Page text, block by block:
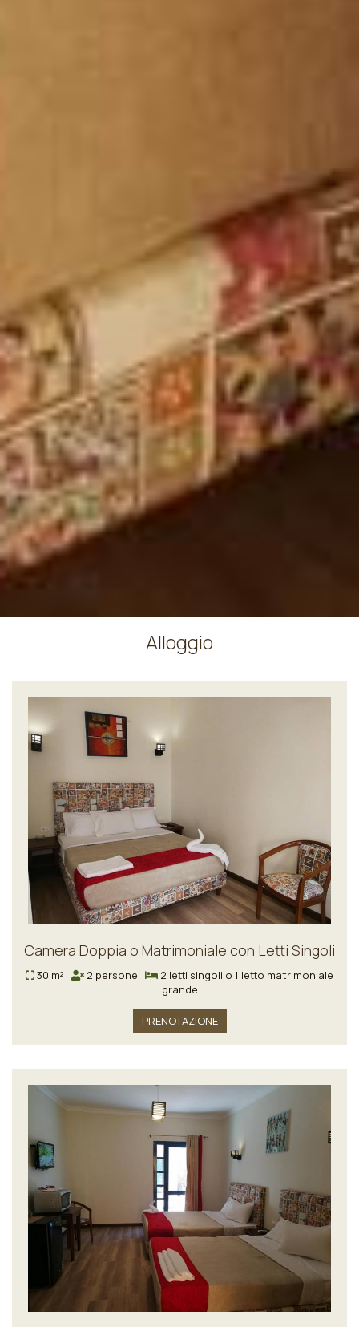
Alloggio
Camera Doppia o Matrimoniale con Letti Singoli
30 m² 2 persone
2 letti singoli o 1 letto matrimoniale
grande
PRENOTAZIONE